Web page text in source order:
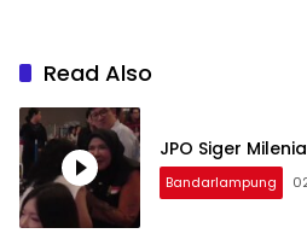
Read Also
JPO Siger
Bandarlampung